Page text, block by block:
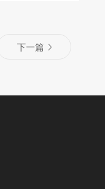
下一篇